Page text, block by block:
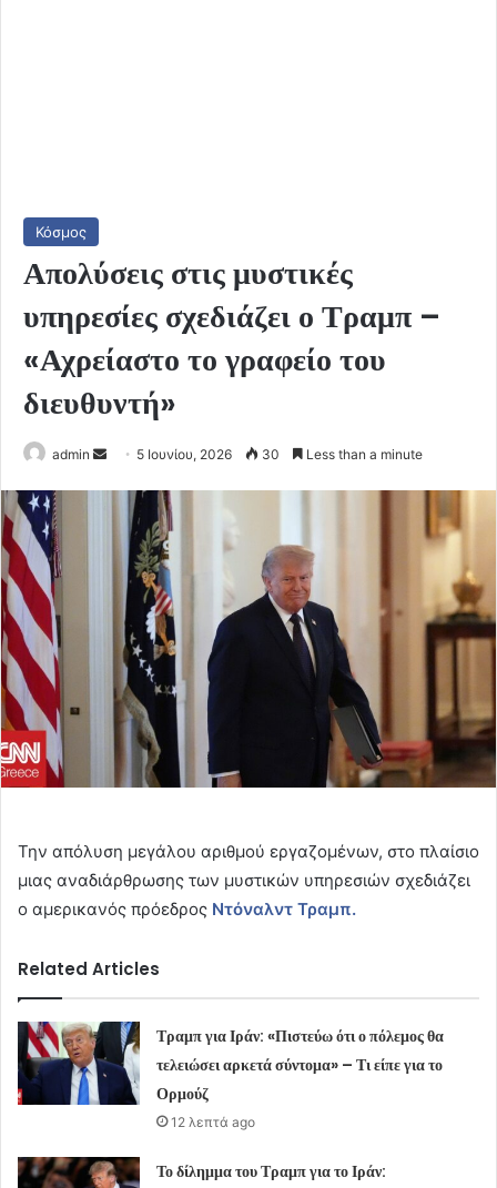
Κόσμος
Απολύσεις στις μυστικές
υπηρεσίες σχεδιάζει ο Τραμπ –
«Αχρείαστο το γραφείο του
διευθυντή»
admin
Send
email
5 Ιουνίου, 2026 30 Less than a minute
Την απόλυση μεγάλου αριθμού εργαζομένων, στο πλαίσιο
μιας αναδιάρθρωσης των μυστικών υπηρεσιών σχεδιάζει
ο αμερικανός πρόεδρος Ντόναλντ Τραμπ.
Related Articles
Τραμπ για Ιράν: «Πιστεύω ότι ο πόλεμος θα
τελειώσει αρκετά σύντομα» – Τι είπε για το
Ορμούζ
12 λεπτά ago
Το δίλημμα του Τραμπ για το Ιράν: